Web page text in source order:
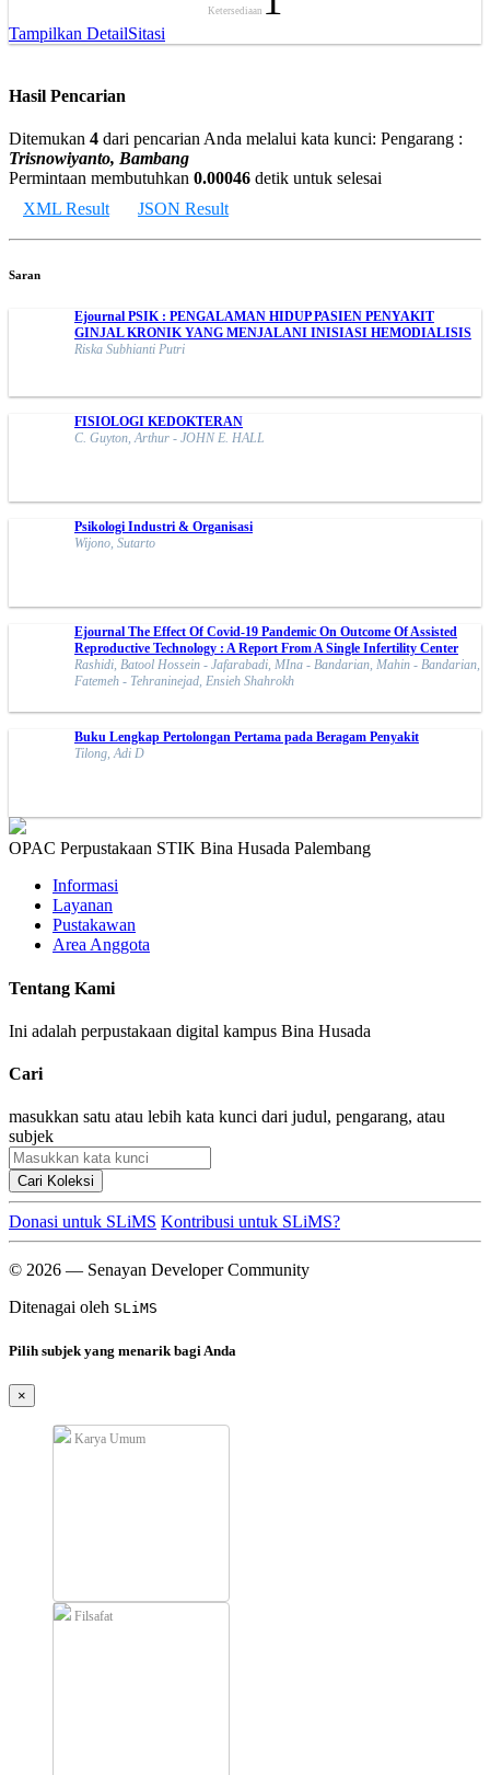
Ketersediaan
Tampilkan DetailSitasi
Hasil Pencarian
Ditemukan 4 dari pencarian Anda melalui kata kunci: Pengarang :
Trisnowiyanto, Bambang
Permintaan membutuhkan 0.00046 detik untuk selesai
XML Result
JSON Result
Saran
Ejournal PSIK : PENGALAMAN HIDUP PASIEN PENYAKIT
GINJAL KRONIK YANG MENJALANI INISIASI HEMODIALISIS
Riska Subhianti Putri
FISIOLOGI KEDOKTERAN
C. Guyton, Arthur - JOHN E. HALL
Psikologi Industri & Organisasi
Wijono, Sutarto
Ejournal The Effect Of Covid-19 Pandemic On Outcome Of Assisted
Reproductive Technology : A Report From A Single Infertility Center
Rashidi, Batool Hossein - Jafarabadi, MIna - Bandarian, Mahin - Bandarian,
Fatemeh - Tehraninejad, Ensieh Shahrokh
Buku Lengkap Pertolongan Pertama pada Beragam Penyakit
Tilong, Adi D
OPAC Perpustakaan STIK Bina Husada Palembang
Informasi
Layanan
Pustakawan
Area Anggota
Tentang Kami
Ini adalah perpustakaan digital kampus Bina Husada
Cari
masukkan satu atau lebih kata kunci dari judul, pengarang, atau
subjek
Cari Koleksi
Donasi untuk SLiMS Kontribusi untuk SLiMS?
© 2026 — Senayan Developer Community
Ditenagai oleh SLiMS
Pilih subjek yang menarik bagi Anda
×
Karya Umum
Filsafat